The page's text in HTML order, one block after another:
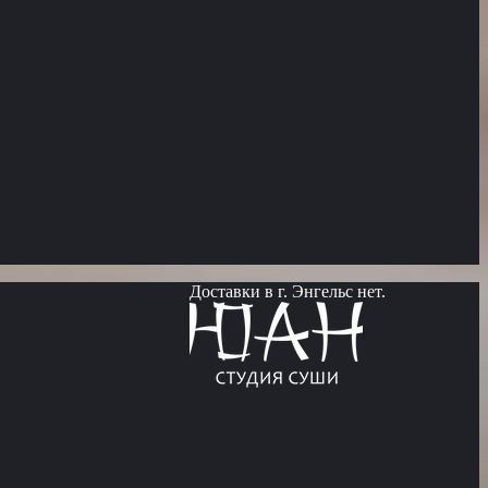
Доставки в г. Энгельс нет.